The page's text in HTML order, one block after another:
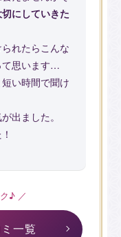
にしていきた
れたらこんな
て思います…
い時間で聞け
出ました。
♪ ／
一覧